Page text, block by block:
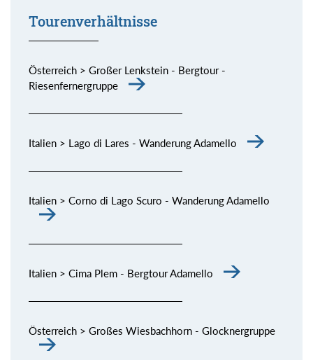
Tourenverhältnisse
Österreich > Großer Lenkstein - Bergtour -
Riesenfernergruppe
Italien > Lago di Lares - Wanderung Adamello
Italien > Corno di Lago Scuro - Wanderung Adamello
Italien > Cima Plem - Bergtour Adamello
Österreich > Großes Wiesbachhorn - Glocknergruppe